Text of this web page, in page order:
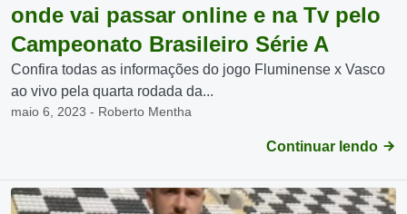
onde vai passar online e na Tv pelo
Campeonato Brasileiro Série A
Confira todas as informações do jogo Fluminense x Vasco
ao vivo pela quarta rodada da...
maio 6, 2023 - Roberto Mentha
Continuar lendo